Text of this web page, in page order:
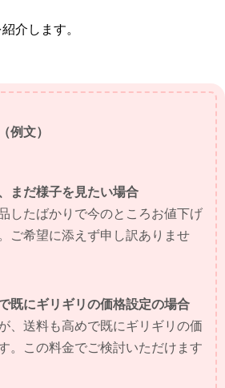
介します。
例文）
まだ様子を見たい場合
したばかりで今のところお値下げ
ご希望に添えず申し訳ありませ
既にギリギリの価格設定の場合
、送料も高めで既にギリギリの価
。この料金でご検討いただけます